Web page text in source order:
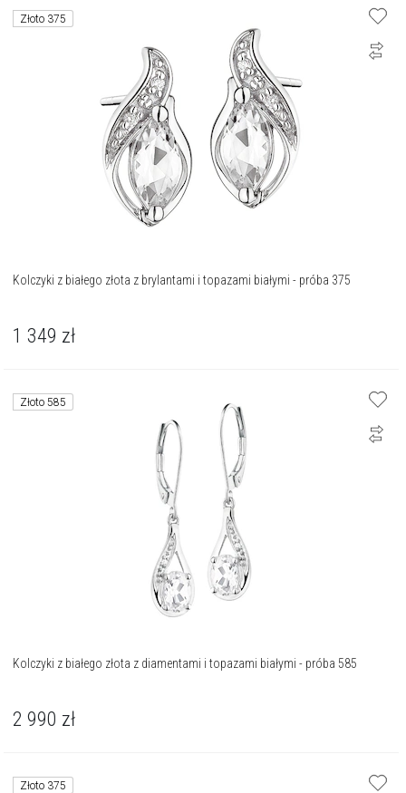
Złoto 375
Kolczyki z białego złota z brylantami i topazami białymi - próba 375
1 349 zł
Złoto 585
Kolczyki z białego złota z diamentami i topazami białymi - próba 585
2 990 zł
Złoto 375